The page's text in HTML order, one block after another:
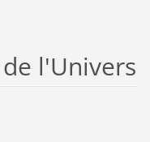
l'Univers